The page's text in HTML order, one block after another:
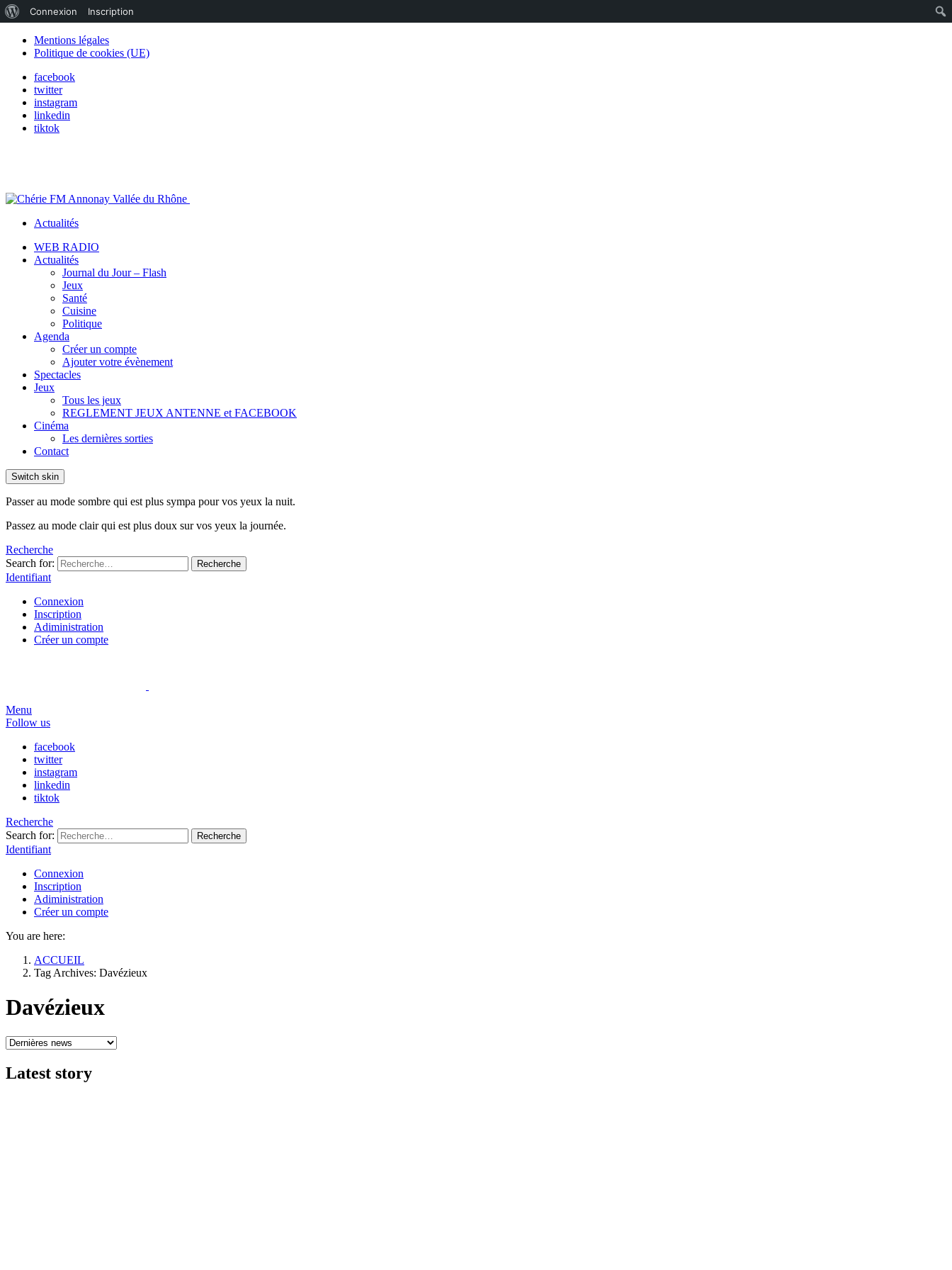
Mentions légales
Politique de cookies (UE)
facebook
twitter
instagram
linkedin
tiktok
Actualités
WEB RADIO
Actualités
Journal du Jour – Flash
Jeux
Santé
Cuisine
Politique
Agenda
Créer un compte
Ajouter votre évènement
Spectacles
Jeux
Tous les jeux
REGLEMENT JEUX ANTENNE et FACEBOOK
Cinéma
Les dernières sorties
Contact
Switch skin
Passer au mode sombre qui est plus sympa pour vos yeux la nuit.
Passez au mode clair qui est plus doux sur vos yeux la journée.
Recherche
Search for:
Recherche
Identifiant
Connexion
Inscription
Adiministration
Créer un compte
Menu
Follow us
facebook
twitter
instagram
linkedin
tiktok
Recherche
Search for:
Recherche
Identifiant
Connexion
Inscription
Adiministration
Créer un compte
You are here:
ACCUEIL
Tag Archives: Davézieux
Davézieux
Latest story
de
WordPress
Connexion Inscription